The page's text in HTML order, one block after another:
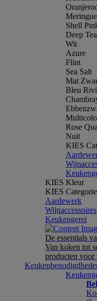
Meringue
Shell
Deep
Wit
Azure
Flint
Sea Salt
Mat
Bleu
Rose
Nuit
KIES
KIES Kleur
KIES Categorie
Aardewerk
Wijnaccessoires
Keukengerei
De essentials
Van koken tot
producten voor